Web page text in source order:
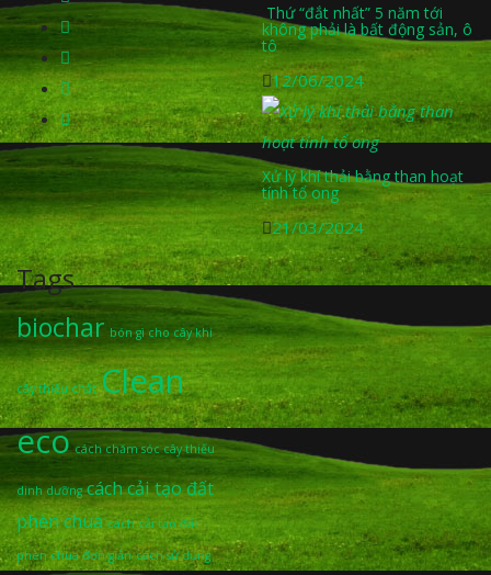
Thứ “đắt nhất” 5 năm tới
không phải là bất động sản, ô
tô
12/06/2024
Xử lý khí thải bằng than hoạt
tính tổ ong
21/03/2024
Tags
biochar bón gì cho cây khi
cây thiếu chất Clean
eco cách chăm sóc cây thiếu
dinh dưỡng cách cải tạo đất
phèn chua cách cải tạo đất
phèn chua đơn giản cách sử dụng